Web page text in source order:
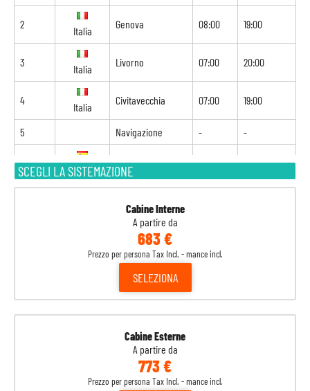
SCEGLI LA SISTEMAZIONE
Cabine Interne
A partire da
683 €
Prezzo per persona Tax Incl. - mance incl.
SELEZIONA
Cabine Esterne
A partire da
773 €
Prezzo per persona Tax Incl. - mance incl.
2
Italia
Genova 08:00 19:00
3
Italia
Livorno 07:00 20:00
4
Italia
Civitavecchia 07:00 19:00
5 Navigazione - -
6
Spagna
Valencia 07:00 21:00
Barcellona
Marsiglia